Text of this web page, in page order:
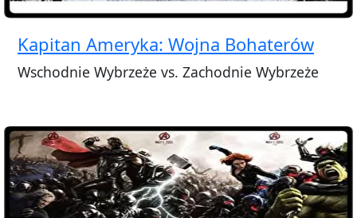
Kapitan Ameryka: Wojna Bohaterów
Wschodnie Wybrzeże vs. Zachodnie Wybrzeże